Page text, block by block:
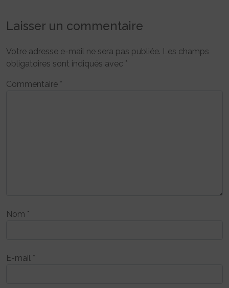
Laisser un commentaire
Votre adresse e-mail ne sera pas publiée. Les champs
obligatoires sont indiqués avec *
Commentaire *
Nom *
E-mail *